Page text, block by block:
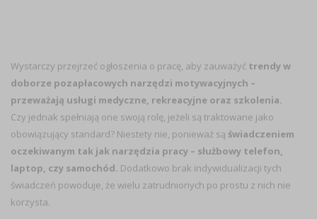
Wystarczy przejrzeć ogłoszenia o pracę, aby zauważyć trendy w
doborze pozapłacowych narzędzi motywacyjnych –
przeważają usługi medyczne, rekreacyjne oraz szkolenia.
Czy jednak spełniają one swoją rolę, jeżeli są traktowane jako
obowiązujący standard? Niestety nie, ponieważ są świadczeniem
oczekiwanym tak jak narzędzia pracy – służbowy telefon,
laptop, czy samochód. Dodatkowo brak indywidualizacji tych
świadczeń powoduje, że wielu zatrudnionych po prostu z nich nie
korzysta.